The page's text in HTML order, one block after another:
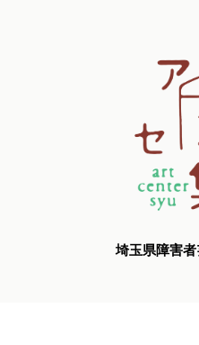
埼玉県障害